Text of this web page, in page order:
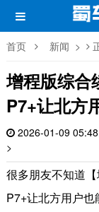
首页 新闻 >
增程版综合
P7+让北方
2026-01-09
>
很多朋友不知道
P7+让北方用户